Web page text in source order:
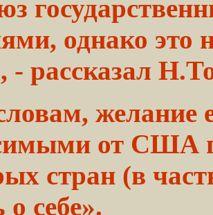
однако это
- рассказал
желание
от США
стран (в
о себе».